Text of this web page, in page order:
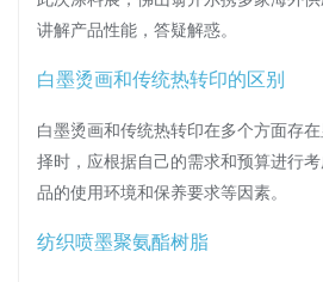
讲解产品性能，答疑解惑。
白墨烫画和传统热转印的区别
白墨烫画和传统热转印在多个方面存
择时，应根据自己的需求和预算进行
品的使用环境和保养要求等因素。
纺织喷墨聚氨酯树脂